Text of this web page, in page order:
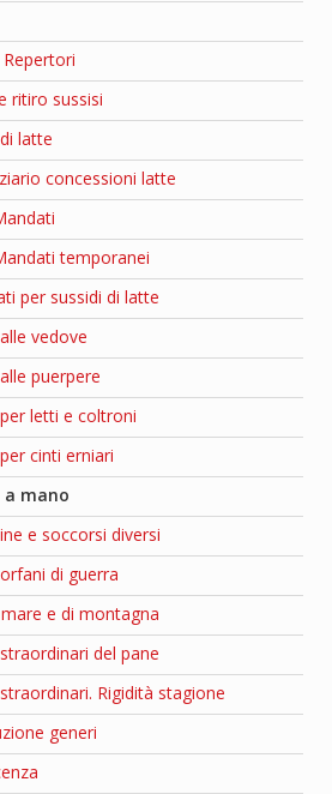
Repertori
ritiro sussisi
latte
concessioni latte
temporanei
per sussidi di latte
vedove
puerpere
letti e coltroni
cinti erniari
a mano
e soccorsi diversi
di guerra
e di montagna
del pane
Rigidità stagione
generi